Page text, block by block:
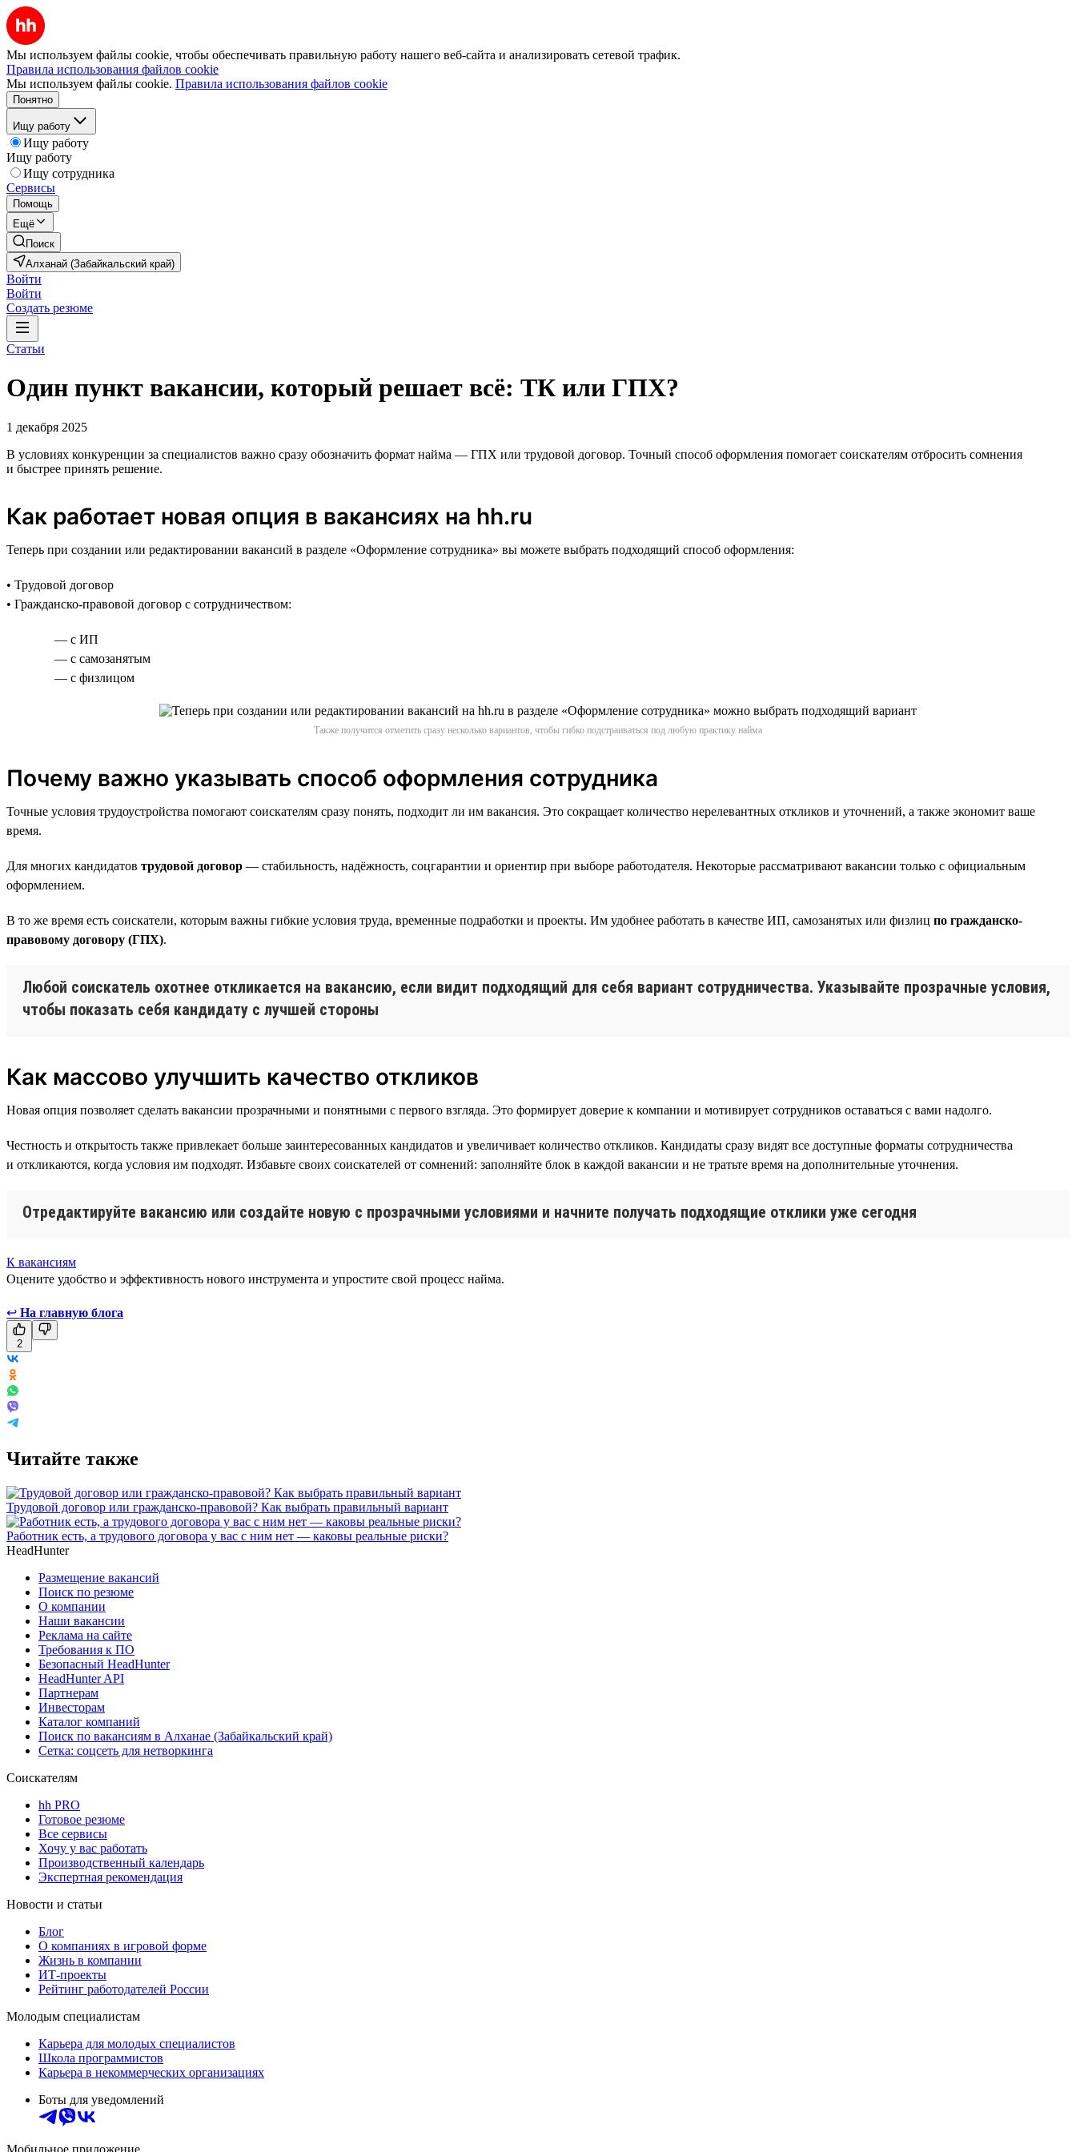
Мы используем файлы cookie, чтобы обеспечивать правильную работу нашего веб-сайта и анализировать сетевой трафик.
Правила использования файлов cookie
Мы используем файлы cookie. Правила использования файлов cookie
Понятно
Ищу работу
Ищу работу
Ищу работу
Ищу сотрудника
Сервисы
Помощь
Ещё
Поиск
Алханай (Забайкальский край)
Войти
Войти
Создать резюме
Статьи
Один пункт вакансии, который решает всё: ТК или ГПХ?
1 декабря 2025
В условиях конкуренции за специалистов важно сразу обозначить формат найма — ГПХ или трудовой договор. Точный способ оформления помогает соискателям отбросить сомнения
и быстрее принять решение.
Как работает новая опция в вакансиях на hh.ru
Теперь при создании или редактировании вакансий в разделе «Оформление сотрудника» вы можете выбрать подходящий способ оформления:
• Трудовой договор
• Гражданско-правовой договор с сотрудничеством:
— с ИП
— с самозанятым
— с физлицом
Также получится отметить сразу несколько вариантов, чтобы гибко подстраиваться под любую практику найма
Почему важно указывать способ оформления сотрудника
Точные условия трудоустройства помогают соискателям сразу понять, подходит ли им вакансия. Это сокращает количество нерелевантных откликов и уточнений, а также экономит ваше
время.
Для многих кандидатов трудовой договор — стабильность, надёжность, соцгарантии и ориентир при выборе работодателя. Некоторые рассматривают вакансии только с официальным
оформлением.
В то же время есть соискатели, которым важны гибкие условия труда, временные подработки и проекты. Им удобнее работать в качестве ИП, самозанятых или физлиц по гражданско-
правовому договору (ГПХ).
Любой соискатель охотнее откликается на вакансию, если видит подходящий для себя вариант сотрудничества. Указывайте прозрачные условия,
чтобы показать себя кандидату с лучшей стороны
Как массово улучшить качество откликов
Новая опция позволяет сделать вакансии прозрачными и понятными с первого взгляда. Это формирует доверие к компании и мотивирует сотрудников оставаться с вами надолго.
Честность и открытость также привлекает больше заинтересованных кандидатов и увеличивает количество откликов. Кандидаты сразу видят все доступные форматы сотрудничества
и откликаются, когда условия им подходят. Избавьте своих соискателей от сомнений: заполняйте блок в каждой вакансии и не тратьте время на дополнительные уточнения.
Отредактируйте вакансию или создайте новую с прозрачными условиями и начните получать подходящие отклики уже сегодня
К вакансиям
Оцените удобство и эффективность нового инструмента и упростите свой процесс найма.
↩ На главную блога
2
Читайте также
Трудовой договор или гражданско-правовой? Как выбрать правильный вариант
Работник есть, а трудового договора у вас с ним нет — каковы реальные риски?
HeadHunter
Размещение вакансий
Поиск по резюме
О компании
Наши вакансии
Реклама на сайте
Требования к ПО
Безопасный HeadHunter
HeadHunter API
Партнерам
Инвесторам
Каталог компаний
Поиск по вакансиям в Алханае (Забайкальский край)
Сетка: соцсеть для нетворкинга
Соискателям
hh PRO
Готовое резюме
Все сервисы
Хочу у вас работать
Производственный календарь
Экспертная рекомендация
Новости и статьи
Блог
О компаниях в игровой форме
Жизнь в компании
ИТ-проекты
Рейтинг работодателей России
Молодым специалистам
Карьера для молодых специалистов
Школа программистов
Карьера в некоммерческих организациях
Боты для уведомлений
Мобильное приложение